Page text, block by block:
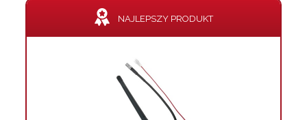
NAJLEPSZY PRODUKT